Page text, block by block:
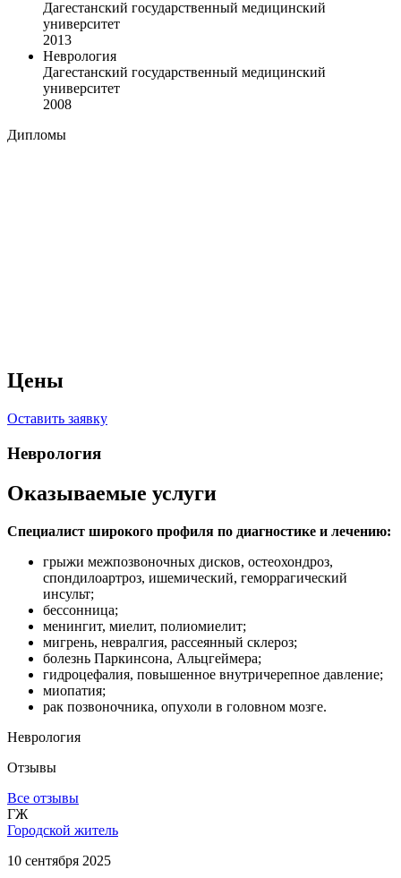
Дагестанский государственный медицинский
университет
2013
Неврология
Дагестанский государственный медицинский
университет
2008
Дипломы
Цены
Оставить заявку
Неврология
Оказываемые услуги
Специалист широкого профиля по диагностике и лечению:
грыжи межпозвоночных дисков, остеохондроз,
спондилоартроз, ишемический, геморрагический
инсульт;
бессонница;
менингит, миелит, полиомиелит;
мигрень, невралгия, рассеянный склероз;
болезнь Паркинсона, Альцгеймера;
гидроцефалия, повышенное внутричерепное давление;
миопатия;
рак позвоночника, опухоли в головном мозге.
Неврология
Отзывы
Все отзывы
ГЖ
Городской житель
10 сентября 2025